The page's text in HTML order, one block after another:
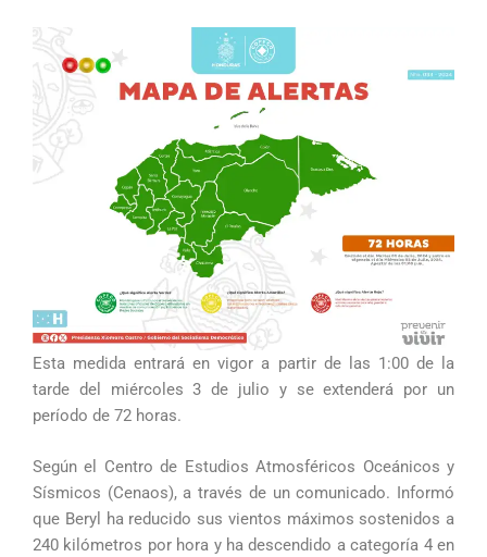
Esta medida entrará en vigor a partir de las 1:00 de la
tarde del miércoles 3 de julio y se extenderá por un
período de 72 horas.
Según el Centro de Estudios Atmosféricos Oceánicos y
Sísmicos (Cenaos), a través de un comunicado. Informó
que Beryl ha reducido sus vientos máximos sostenidos a
240 kilómetros por hora y ha descendido a categoría 4 en